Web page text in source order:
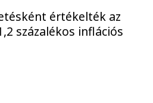
értékelték az
százalékos inflációs